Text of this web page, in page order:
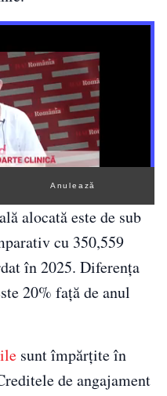
Anulează
alocată este de sub
cu 350,559
în 2025. Diferența
20% față de anul
sunt împărțite în
de angajament